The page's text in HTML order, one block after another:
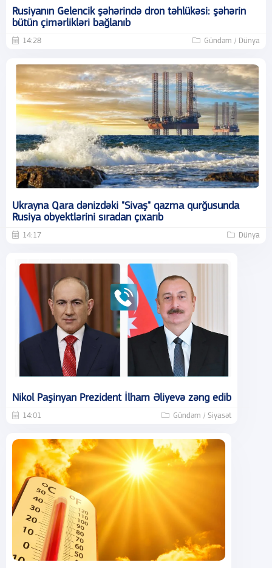
Rusiyanın Gelencik şəhərində dron təhlükəsi: şəhərin
bütün çimərlikləri bağlanıb
14:28 Gündəm / Dünya
Ukrayna Qara dənizdəki "Sivaş" qazma qurğusunda
Rusiya obyektlərini sıradan çıxarıb
14:17 Dünya
Nikol Paşinyan Prezident İlham Əliyevə zəng edib
14:01 Gündəm / Siyasət